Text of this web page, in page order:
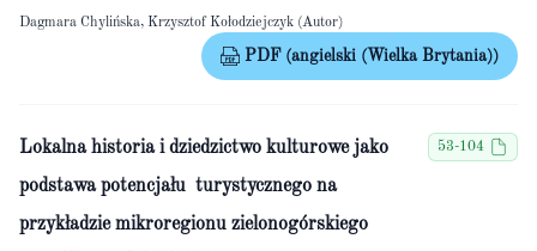
Dagmara Chylińska, Krzysztof Kołodziejczyk (Autor)
PDF (angielski (Wielka Brytania))
Lokalna historia i dziedzictwo kulturowe jako
podstawa potencjału turystycznego na
przykładzie mikroregionu zielonogórskiego
53-104